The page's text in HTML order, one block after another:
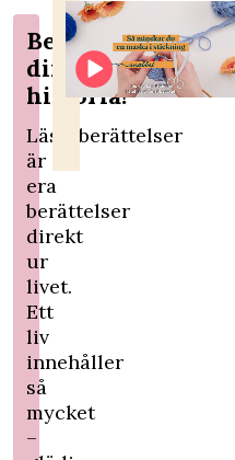
Berätta
din
historia!
Läsarberättelser
är
era
berättelser
direkt
ur
livet.
Ett
liv
innehåller
så
mycket
–